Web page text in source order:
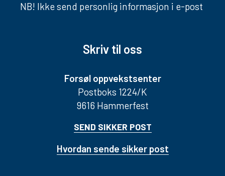
NB! Ikke send personlig informasjon i e-post
Skriv til oss
Forsøl oppvekstsenter
Postboks 1224/K
9616 Hammerfest
SEND SIKKER POST
Hvordan sende sikker post